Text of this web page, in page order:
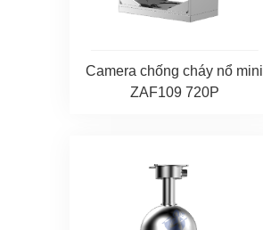
Camera chống cháy nổ mini
ZAF109 720P